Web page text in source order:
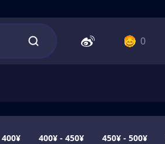
0
400¥ - 450¥ 450¥ - 500¥